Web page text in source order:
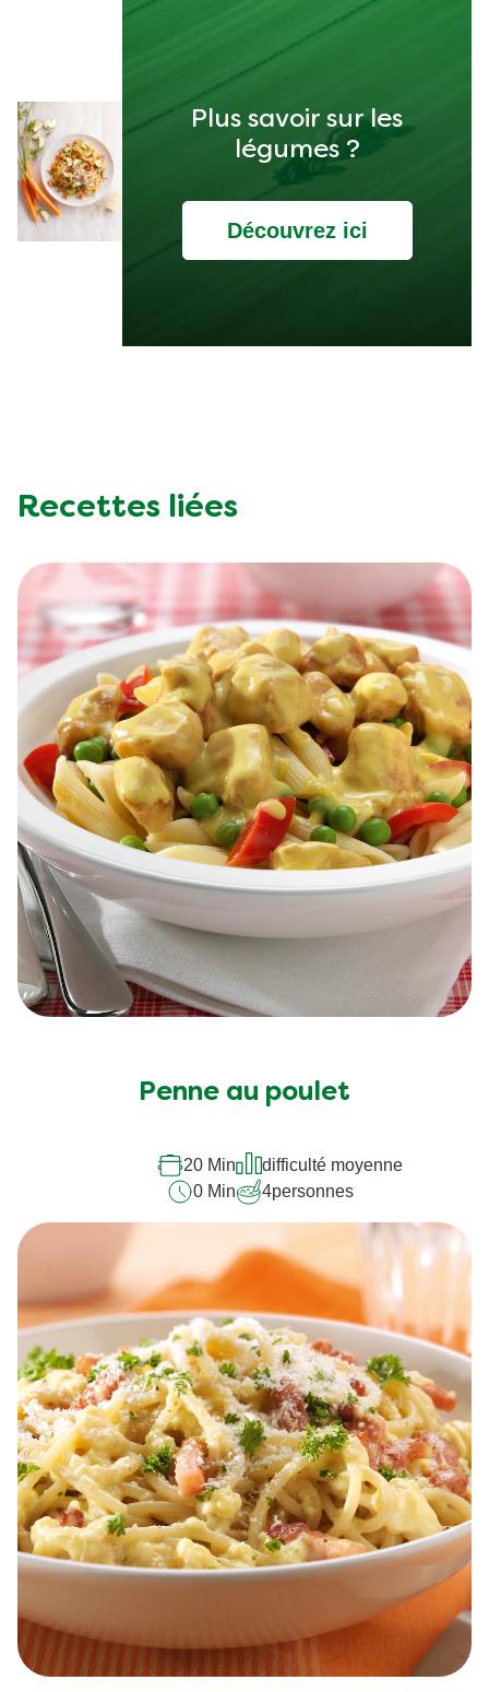
Plus savoir sur les
légumes ?
Découvrez ici
Recettes liées
Penne au poulet
20 Min
difficulté moyenne
0 Min
4personnes